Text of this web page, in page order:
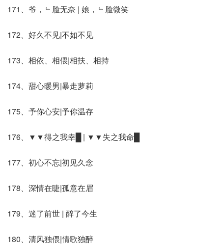
171、爷，﹄脸无奈 | 娘，﹄脸微笑
172、好久不见|不如不见
173、相依、相偎|相扶、相持
174、甜心暖男|暴走萝莉
175、予你心安|予你温存
176、▼▼得之我幸█ | ▼▼失之我命█
177、初心不忘|初见久念
178、深情在睫|孤意在眉
179、迷了前世 | 醉了今生
180、清风独偎|情歌独醉